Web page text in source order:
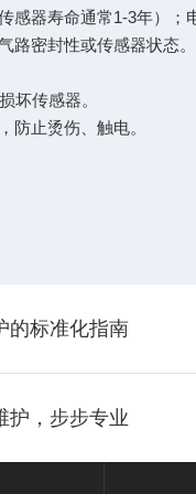
感器寿命通常1-3年）
路密封性或传感器状态。
坏传感器。
防止烫伤、触电。
的标准化指南
护，步步专业